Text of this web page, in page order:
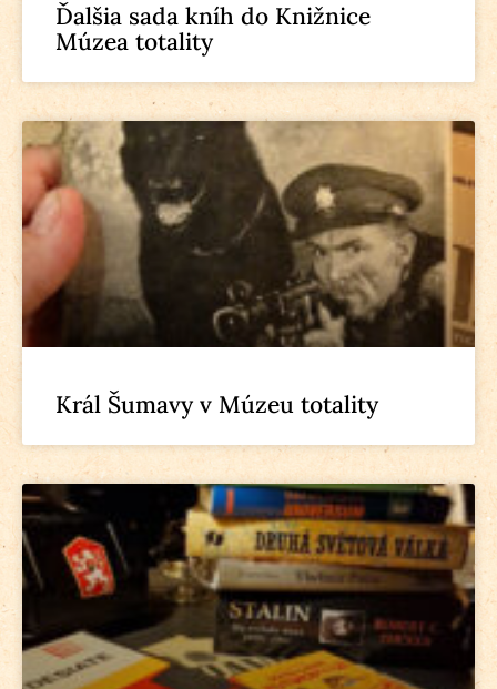
Ďalšia sada kníh do Knižnice
Múzea totality
Král Šumavy v Múzeu totality